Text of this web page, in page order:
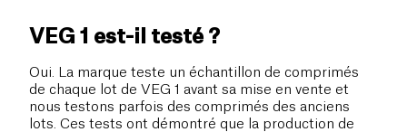
VEG 1 est-il testé ?
Oui. La marque teste un échantillon de comprimés
de chaque lot de VEG 1 avant sa mise en vente et
nous testons parfois des comprimés des anciens
lots. Ces tests ont démontré que la production de